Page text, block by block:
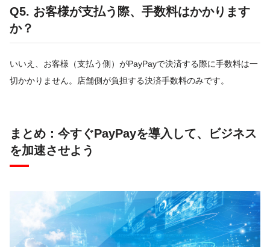
Q5. お客様が支払う際、手数料はかかります
か？
いいえ、お客様（支払う側）がPayPayで決済する際に手数料は一
切かかりません。店舗側が負担する決済手数料のみです。
まとめ：今すぐPayPayを導入して、ビジネス
を加速させよう